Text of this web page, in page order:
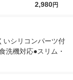
1箱（24
ななつぼし 無
2,980円
いシリコンパーツ付
洗機対応●スリム・